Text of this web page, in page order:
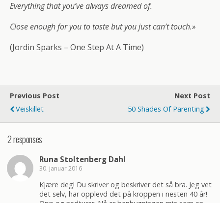
Everything that you’ve always dreamed of.
Close enough for you to taste but you just can’t touch.»
(Jordin Sparks – One Step At A Time)
Previous Post
Veiskillet
Next Post
50 Shades Of Parenting
2 responses
Runa Stoltenberg Dahl
30. januar 2016
Kjære deg! Du skriver og beskriver det så bra. Jeg vet
det selv, har opplevd det på kroppen i nesten 40 år!